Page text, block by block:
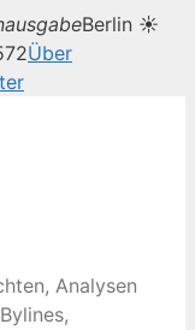
Berlin ☀
Über
Analysen